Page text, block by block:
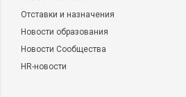
SCORM.Разработка и внедрение
телемедицины, включая
теледерматологию, телехирургию и пр.
Разработка новых приборов и
средств для использования в
Отставки и назначения
Новости образования
Новости Сообщества
HR-новости